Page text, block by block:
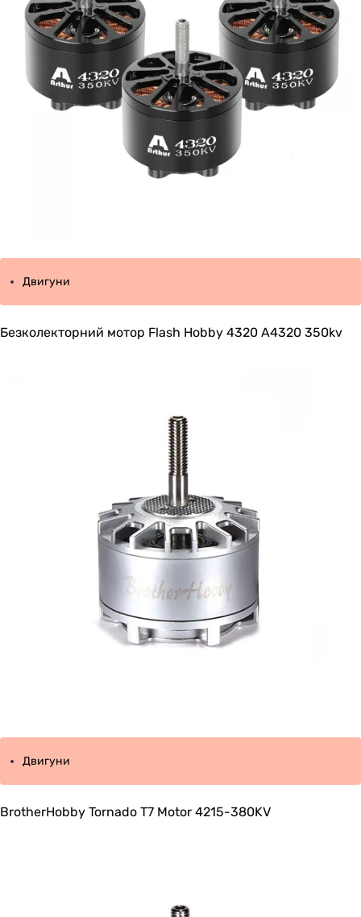
Двигуни
Безколекторний мотор Flash Hobby 4320 A4320 350kv
Двигуни
BrotherHobby Tornado T7 Motor 4215-380KV